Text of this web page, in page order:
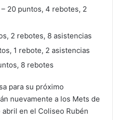
– 20 puntos, 4 rebotes, 2
2 rebotes, 8 asistencias
1 rebote, 2 asistencias
8 rebotes
para su próximo
nuevamente a los Mets de
en el Coliseo Rubén